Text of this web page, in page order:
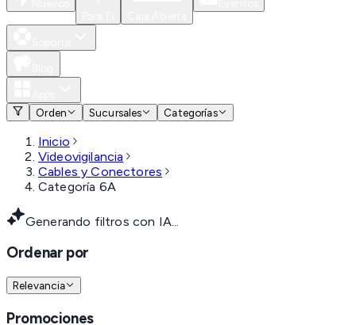
Orden
Sucursales Categorías
Inicio
Videovigilancia
Cables y Conectores
Categoría 6A
Generando filtros con IA...
Ordenar por
Relevancia
Promociones